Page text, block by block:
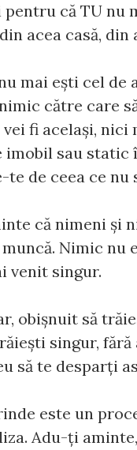
că TU nu
acea casă,
mai eşti cel de
către care
fi acelaşi, nici
imobil sau static
te de ceea ce nu
că nimeni şi
Nimic nu
venit singur.
obişnuit să
singur,
să te desparţi
este un
Adu-ţi